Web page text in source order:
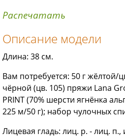
Распечатать
Описание модели
Длина: 38 см.
Вам потребуется: 50 г
чёрной (цв. 105) пряжи Lana
PRINT (70% шерсти ягнёнка
225 м/50 г); набор чулочных
Лицевая гладь: лиц. р. - лиц. п.,